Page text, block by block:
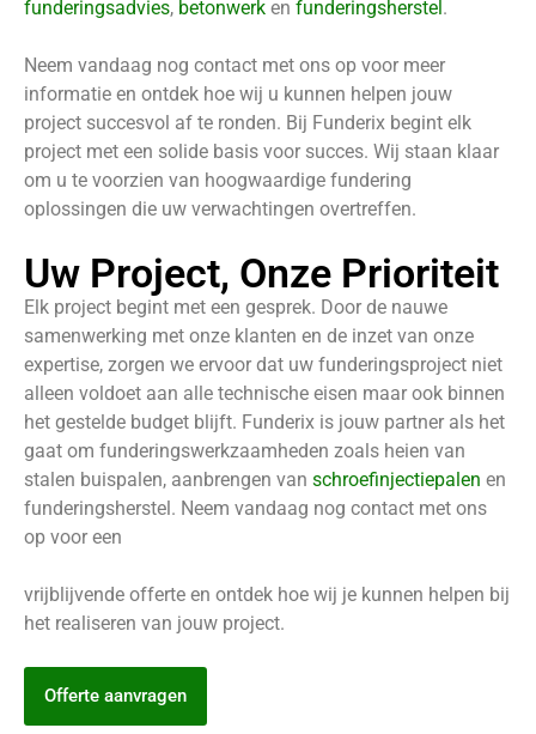
funderingsadvies, betonwerk en funderingsherstel .
Neem vandaag nog contact met ons op voor meer
informatie en ontdek hoe wij u kunnen helpen jouw
project succesvol af te ronden. Bij Funderix begint elk
project met een solide basis voor succes. Wij staan klaar
om u te voorzien van hoogwaardige fundering
oplossingen die uw verwachtingen overtreffen.
Uw Project, Onze Prioriteit
Elk project begint met een gesprek. Door de nauwe
samenwerking met onze klanten en de inzet van onze
expertise, zorgen we ervoor dat uw funderingsproject niet
alleen voldoet aan alle technische eisen maar ook binnen
het gestelde budget blijft. Funderix is jouw partner als het
gaat om funderingswerkzaamheden zoals heien van
stalen buispalen, aanbrengen van schroefinjectiepalen en
funderingsherstel. Neem vandaag nog contact met ons
op voor een
vrijblijvende offerte en ontdek hoe wij je kunnen helpen bij
het realiseren van jouw project.
Offerte aanvragen